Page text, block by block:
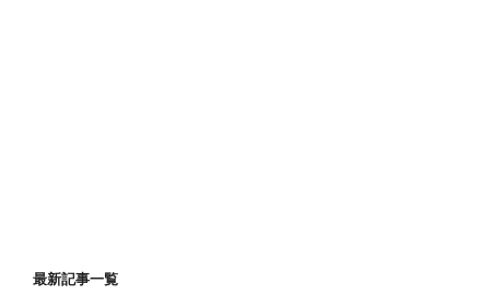
最新記事一覧